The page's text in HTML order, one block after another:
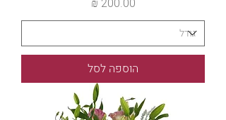
הוספה לסל